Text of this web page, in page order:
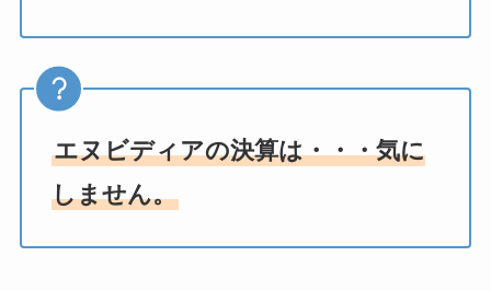
エヌビディアの決算は・・・気に
しません。